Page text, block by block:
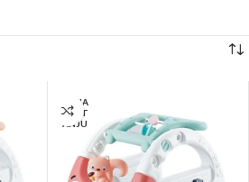
NEMA
NA ST
ANJU